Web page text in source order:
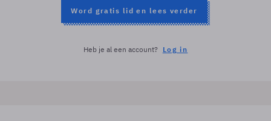
Word gratis lid en lees verder
Heb je al een account? Log in